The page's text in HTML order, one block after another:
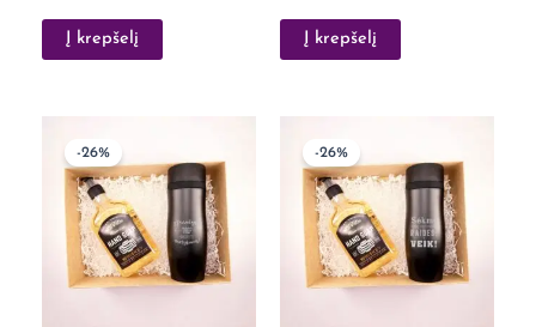
Į krepšelį Į krepšelį
-26%
price
was:
€27,00.
price
is:
€20,00.
-26%
price
was:
€27,00.
is: